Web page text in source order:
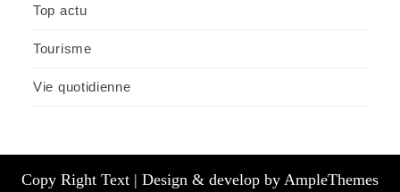
Top actu
Tourisme
Vie quotidienne
Copy Right Text | Design & develop by AmpleThemes